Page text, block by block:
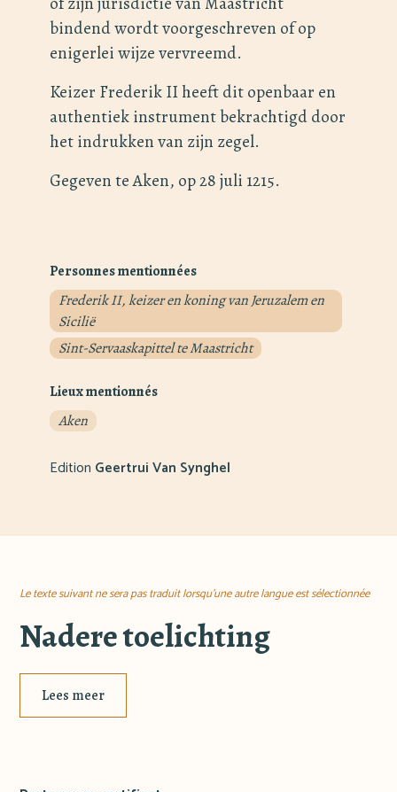
bindend wordt voorgeschreven of op
enigerlei wijze vervreemd.
Keizer Frederik II heeft dit openbaar en
authentiek instrument bekrachtigd door
het indrukken van zijn zegel.
Gegeven te Aken, op 28 juli 1215.
Personnes mentionnées
Frederik II, keizer en koning van Jeruzalem en
Sicilië
Sint-Servaaskapittel te Maastricht
Lieux mentionnés
Aken
Edition Geertrui Van Synghel
Le texte suivant ne sera pas traduit lorsqu'une autre langue est sélectionnée
Nadere toelichting
Lees meer